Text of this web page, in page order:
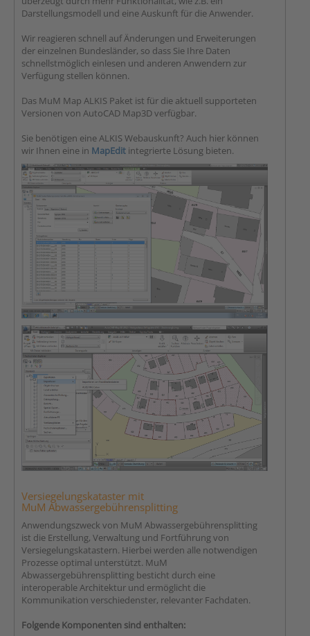
Darstellungsmodell und eine Auskunft für die Anwender.
Wir reagieren schnell auf Änderungen und Erweiterungen
der einzelnen Bundesländer, so dass Sie Ihre Daten
schnellstmöglich einlesen und anderen Anwendern zur
Verfügung stellen können.
Das MuM Map ALKIS Paket ist für die aktuell supporteten
Versionen von AutoCAD Map3D verfügbar.
Sie benötigen eine ALKIS Webauskunft? Auch hier können
wir Ihnen eine in MapEdit integrierte Lösung bieten.
Versiegelungskataster mit
MuM Abwassergebührensplitting
Anwendungszweck von MuM Abwassergebührensplitting
ist die Erstellung, Verwaltung und Fortführung von
Versiegelungskatastern. Hierbei werden alle notwendigen
Prozesse optimal unterstützt. MuM
Abwassergebührensplitting besticht durch eine
interoperable Architektur und ermöglicht die
Kommunikation verschiedenster, relevanter Fachdaten.
Folgende Komponenten sind enthalten: